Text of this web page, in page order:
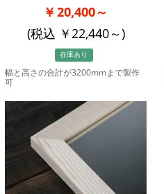
20,400～
(税込
22,440～)
在庫あり
幅と高さの合計が3200mmまで製作
可